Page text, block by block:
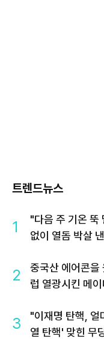
트렌드뉴스
1
"다음 주 기온 뚝
없이 열돔 박살
2
중국산 에어콘을
럽 열광시킨 메이
3
"이재명 탄핵, 얼
열 탄핵' 맞힌 무